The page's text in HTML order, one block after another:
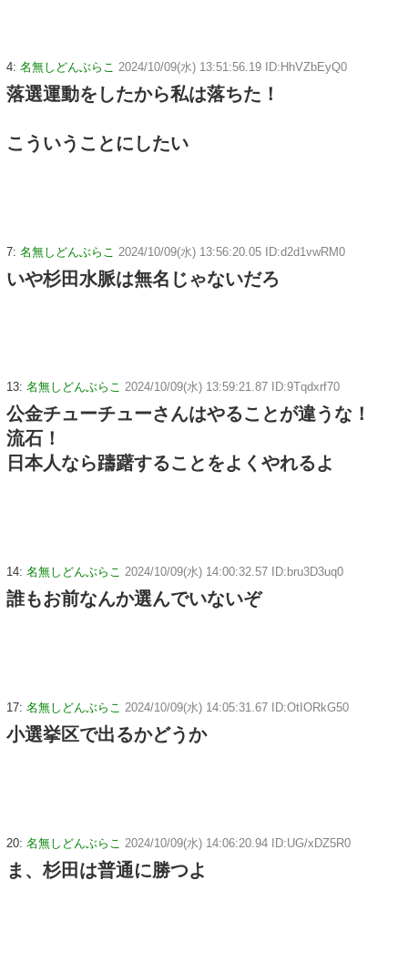
4: 名無しどんぶらこ 2024/10/09(水) 13:51:56.19 ID:HhVZbEyQ0
落選運動をしたから私は落ちた！
こういうことにしたい
7: 名無しどんぶらこ 2024/10/09(水) 13:56:20.05 ID:d2d1vwRM0
いや杉田水脈は無名じゃないだろ
13: 名無しどんぶらこ 2024/10/09(水) 13:59:21.87 ID:9Tqdxrf70
公金チューチューさんはやることが違うな！
流石！
日本人なら躊躇することをよくやれるよ
14: 名無しどんぶらこ 2024/10/09(水) 14:00:32.57 ID:bru3D3uq0
誰もお前なんか選んでいないぞ
17: 名無しどんぶらこ 2024/10/09(水) 14:05:31.67 ID:OtIORkG50
小選挙区で出るかどうか
20: 名無しどんぶらこ 2024/10/09(水) 14:06:20.94 ID:UG/xDZ5R0
ま、杉田は普通に勝つよ